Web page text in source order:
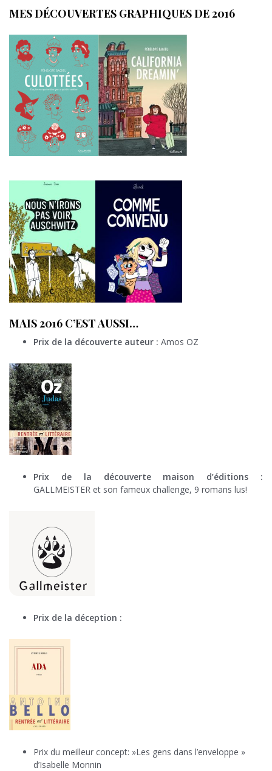
MES DÉCOUVERTES GRAPHIQUES DE 2016
MAIS 2016 C’EST AUSSI…
Prix de la découverte auteur : Amos OZ
Prix de la découverte maison d’éditions :
GALLMEISTER et son fameux challenge, 9 romans lus!
Prix de la déception :
Prix du meilleur concept: »Les gens dans l’enveloppe »
d’Isabelle Monnin